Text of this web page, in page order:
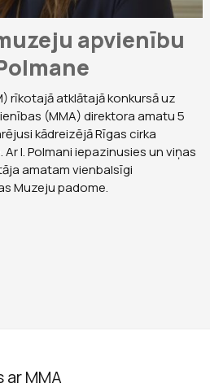
apvienību
rīkotajā atklātajā konkursā uz
(MMA) direktora amatu 5
kādreizējā Rīgas cirka
I. Polmani iepazinusies un viņas
amatam vienbalsīgi
Muzeju padome.
MMA